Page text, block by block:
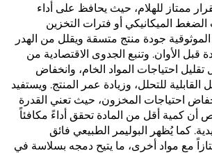
ممتاز للهلام، حيث يحافظ على أداء
الميكانيكي أو فترات التخزين
جودة منتج متسقة ويقلل من الهدر
قبل الأوان. وتنبع الجدوى الاقتصادية من
احتياجات المواد الخام، وانخفاض
للتحلل، وزيادة عمر المنتج. ويستفيد
احتياجات المخزون، حيث تعني القدرة
أن كمية أقل من المادة تحقق أداءً مكافئاً
كما يُظهر البوليمر الطبيعي فائق
مع مواد أخرى، ما يتيح دمجه بسلاسة في